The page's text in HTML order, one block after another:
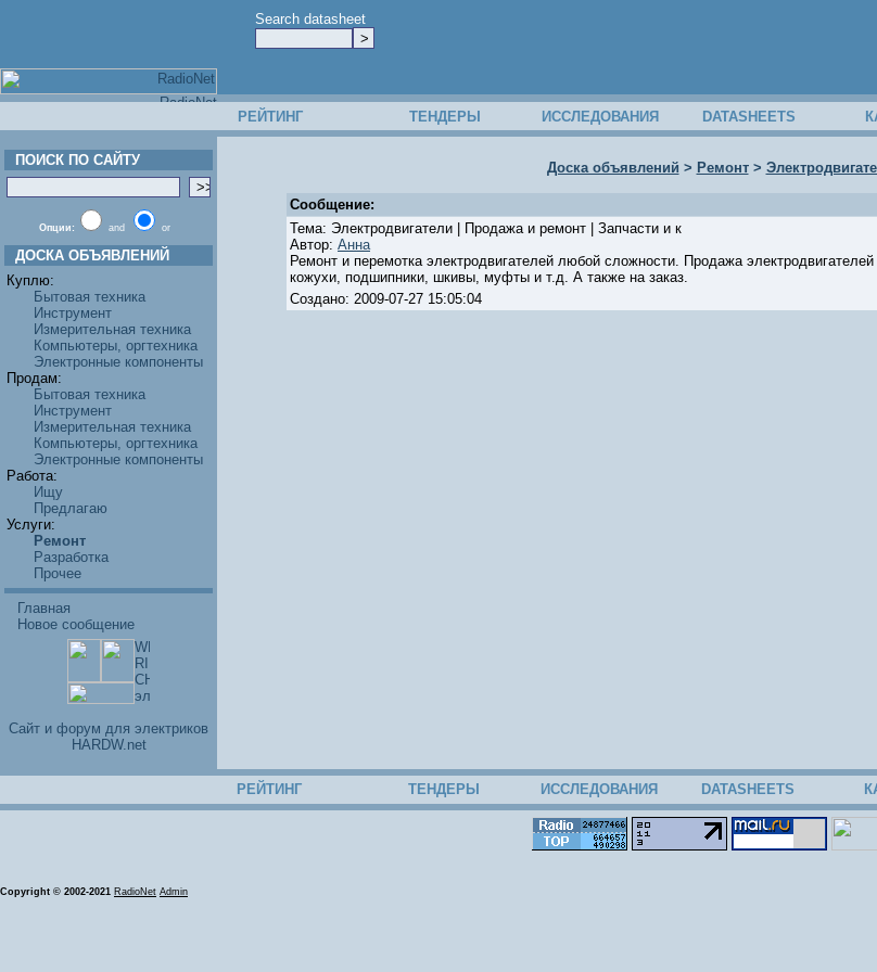
Search datasheet
РЕЙТИНГ ТЕНДЕРЫ ИССЛЕДОВАНИЯ DATASHEETS
ПОИСК ПО САЙТУ
Опции: and or
ДОСКА ОБЪЯВЛЕНИЙ
Куплю:
Бытовая техника
Инструмент
Измерительная техника
Компьютеры, оргтехника
Электронные компоненты
Продам:
Бытовая техника
Инструмент
Измерительная техника
Компьютеры, оргтехника
Электронные компоненты
Работа:
Ищу
Предлагаю
Услуги:
Ремонт
Разработка
Прочее
Главная
Новое сообщение
Cайт и форум для электриков
HARDW.net
Доска объявлений > Ремонт>
Сообщение:
Тема: Электродвигатели | Продажа и ремонт | Запчасти и к
Автор: Анна
Ремонт и перемотка электродвигателей любой сложности. Продажа
кожухи, подшипники, шкивы, муфты и т.д. А также на заказ.
Создано: 2009-07-27 15:05:04
РЕЙТИНГ ТЕНДЕРЫ ИССЛЕДОВАНИЯ DATASHEETS
Copyright © 2002-2021 RadioNet Admin